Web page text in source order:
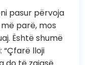
pasur përvoja
parë, mos
Është shumë
“Çfarë lloji